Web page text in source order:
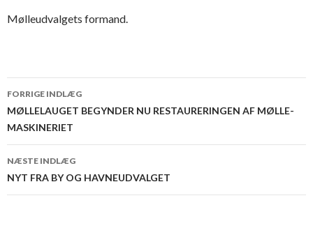
Mølleudvalgets formand.
Indlægsnavigation
FORRIGE INDLÆG
MØLLELAUGET BEGYNDER NU RESTAURERINGEN AF MØLLE-
MASKINERIET
NÆSTE INDLÆG
NYT FRA BY OG HAVNEUDVALGET